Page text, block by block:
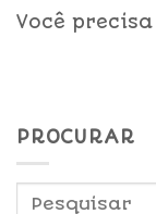
Você
PROCURAR